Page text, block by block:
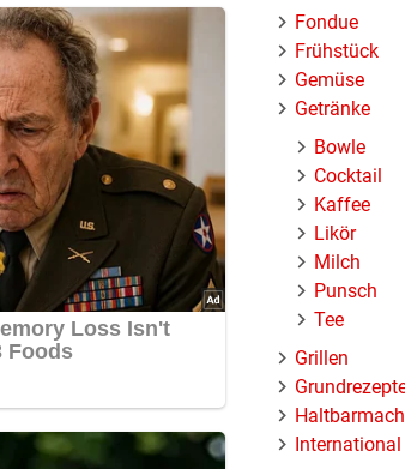
Fondue
Frühstück
Gemüse
Getränke
Bowle
Cocktail
Kaffee
Likör
Milch
Punsch
Tee
Grillen
International